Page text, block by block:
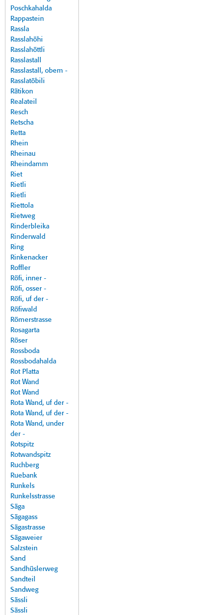
Poschkahalda
Rappastein
Rassla
Rasslahöhi
Rasslahöttli
Rasslastall
Rasslastall, obem -
Rasslatöbili
Rätikon
Realateil
Resch
Retscha
Retta
Rhein
Rheinau
Rheindamm
Riet
Rietli
Rietli
Riettola
Rietweg
Rinderbleika
Rinderwald
Ring
Rinkenacker
Roffler
Röfi, inner -
Röfi, osser -
Röfi, uf der -
Röfiwald
Römerstrasse
Rosagarta
Röser
Rossboda
Rossbodahalda
Rot Platta
Rot Wand
Rot Wand
Rota Wand, uf der -
Rota Wand, uf der -
Rota Wand, under
der -
Rotspitz
Rotwandspitz
Ruchberg
Ruebank
Runkels
Runkelsstrasse
Säga
Sägagass
Sägastrasse
Sägaweier
Salzstein
Sand
Sandhüslerweg
Sandteil
Sandweg
Sässli
Sässli